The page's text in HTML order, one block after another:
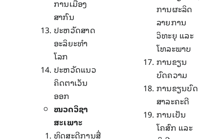
ການເມືອງ
ສາກົນ
ປະຫວັດສາດ
ອະລິຍະທໍາ
ໂລກ
ປະຫວັດແນວ
ຄິດຕາເວັນ
ອອກ
ໝວດວິຊາ
ສະເພາະ
ທິດສະດີການສື່
ການຜະລິດ
ລາຍການ
ວິທະຍຸ ແລະ
ໂທລະພາບ
ການຂຽນ
ບົດຄວາມ
ການຂຽນບົດ
ສາລະຄະດີ
ການເປັນ
ໂຄສົກ ແລະ